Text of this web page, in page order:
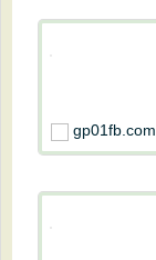
gp01fb.com